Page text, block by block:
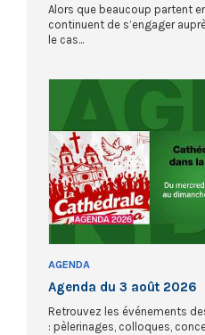
Alors que beaucoup partent
continuent de s’engager
le cas...
AGENDA
Agenda du 3 août 2026
Retrouvez les événements
: pèlerinages, colloques,